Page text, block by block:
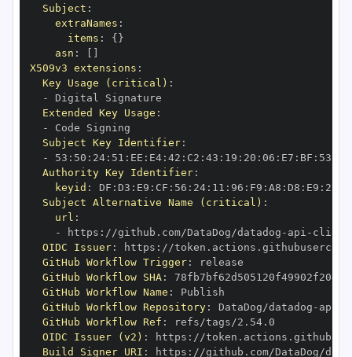
Subject :
extraNames :
items : { }
asn :
X509v3 extensions :
Key Usage (critical) :
-
Extended Key Usage :
-
Subject Key Identifier:
-
53 : 50 : 24: 51 : EE : E4: 42 : C2 : 43 : 19 : 20 : 06 : E7 : BF : 53
Authority Key Identifier:
keyid : DF : D3 : E9 : CF : 56 : 24: 11 : 96 : F9 : A8 : D8 : E9 : 28
Subject Alternative Name (critical) :
url :
-
https : //github.com/DataDog/datadog - api - client
OIDC Issuer: https :
GitHub Workflow Trigger:
GitHub Workflow SHA:
GitHub Workflow Name :
GitHub Workflow Repository: DataDog/datadog - api
GitHub Workflow Ref :
OIDC Issuer (v2) : https :
Build Signer URI : https : //github.com/DataDog/